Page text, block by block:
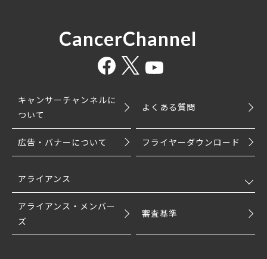
CancerChannel
キャンサーチャンネルに
ついて
よくある質問
広告・バナーについて フライヤーダウンロード
アライアンス
アライアンス・メンバー
ズ
審査基準